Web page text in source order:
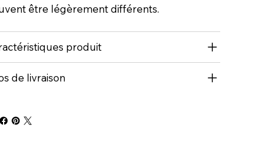
être légèrement différents.
produit
de livraison